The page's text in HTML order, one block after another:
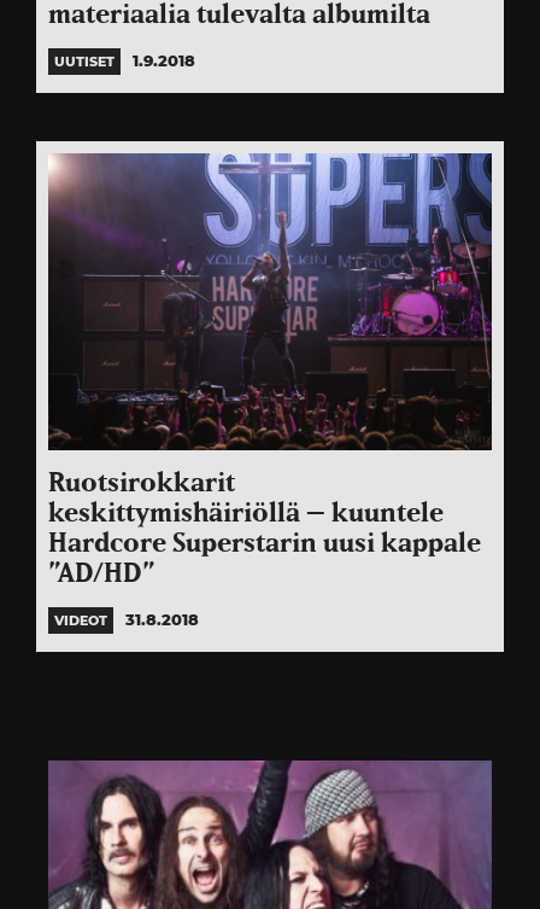
materiaalia tulevalta albumilta
UUTISET 1.9.2018
Ruotsirokkarit
keskittymishäiriöllä – kuuntele
Hardcore Superstarin uusi kappale
”AD/HD”
VIDEOT 31.8.2018